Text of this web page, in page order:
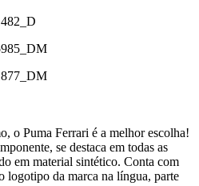
o Puma Ferrari é a melhor escolha!
se destaca em todas as
em material sintético. Conta com
logotipo da marca na língua, parte